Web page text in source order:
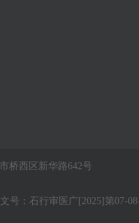
桥西区新华路642号
号：石行审医广[2025]第07-